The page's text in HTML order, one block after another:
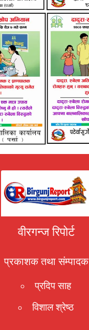
वीरगन्ज रिपोर्ट
प्रकाशक तथा संम्पादक
प्रदिप साह
विशाल श्रेष्ठ